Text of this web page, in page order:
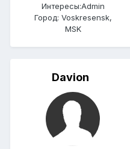
Интересы:Admin
Город: Voskresensk,
MSK
Davion